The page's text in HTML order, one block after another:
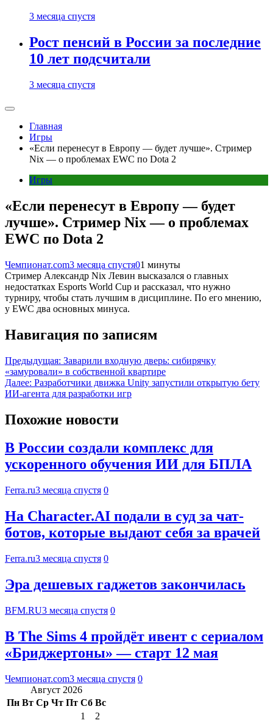
3 месяца спустя
Рост пенсий в России за последние
10 лет подсчитали
3 месяца спустя
Главная
Игры
«Если перенесут в Европу — будет лучше». Стример
Nix — о проблемах EWC по Dota 2
Игры
«Если перенесут в Европу — будет
лучше». Стример Nix — о проблемах
EWC по Dota 2
Чемпионат.com3 месяца спустя01 минуты
Стример Александр Nix Левин высказался о главных
недостатках Esports World Cup и рассказал, что нужно
турниру, чтобы стать лучшим в дисциплине. По его мнению,
у EWC два основных минуса.
Навигация по записям
Предыдущая: Заварили входную дверь: сибирячку
«замуровали» в собственной квартире
Далее: Разработчики движка Unity запустили открытую бету
ИИ-агента для разработки игр
Похожие новости
В России создали комплекс для
ускоренного обучения ИИ для БПЛА
Ferra.ru3 месяца спустя 0
На Character.AI подали в суд за чат-
ботов, которые выдают себя за врачей
Ferra.ru3 месяца спустя 0
Эра дешевых гаджетов закончилась
BFM.RU3 месяца спустя 0
В The Sims 4 пройдёт ивент с сериалом
«Бриджертоны» — старт 12 мая
Чемпионат.com3 месяца спустя 0
Август 2026
Пн Вт Ср Чт Пт Сб Вс
1
2